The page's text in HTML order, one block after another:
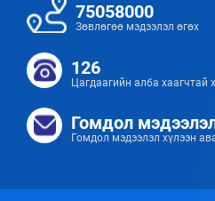
75058000
Зөвлөгөө мэдээлэл өгөх
126
Цагдаагийн алба хаагчтай
Гомдол
Гомдол мэдээлэл хүлээн